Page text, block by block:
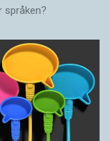
språken?